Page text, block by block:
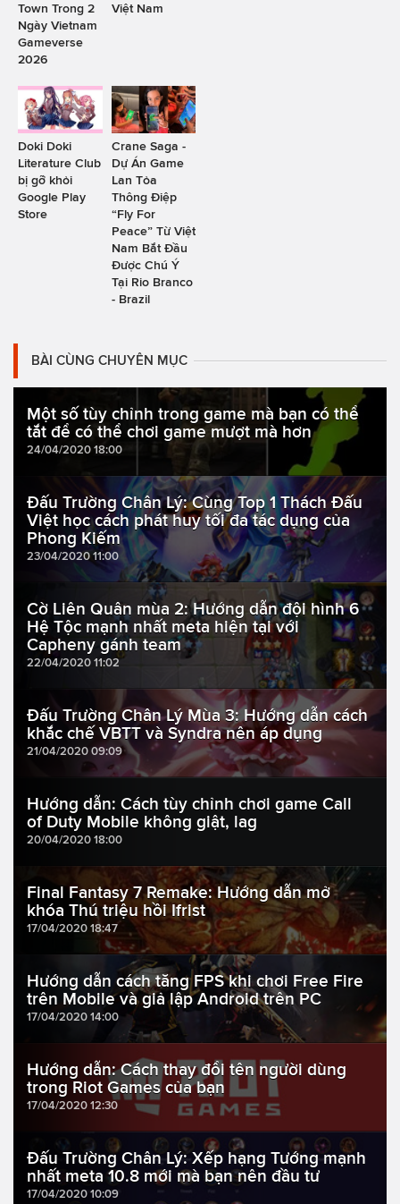
Town Trong 2
Ngày Vietnam
Gameverse
2026
Việt Nam
Doki Doki
Literature Club
bị gỡ khỏi
Google Play
Store
Crane Saga -
Dự Án Game
Lan Tỏa
Thông Điệp
“Fly For
Peace” Từ Việt
Nam Bắt Đầu
Được Chú Ý
Tại Rio Branco
- Brazil
BÀI CÙNG CHUYÊN MỤC
Một số tùy chỉnh trong game mà bạn có thể
tắt để có thể chơi game mượt mà hơn
24/04/2020 18:00
Đấu Trường Chân Lý: Cùng Top 1 Thách Đấu
Việt học cách phát huy tối đa tác dụng của
Phong Kiếm
23/04/2020 11:00
Cờ Liên Quân mùa 2: Hướng dẫn đội hình 6
Hệ Tộc mạnh nhất meta hiện tại với
Capheny gánh team
22/04/2020 11:02
Đấu Trường Chân Lý Mùa 3: Hướng dẫn cách
khắc chế VBTT và Syndra nên áp dụng
21/04/2020 09:09
Hướng dẫn: Cách tùy chỉnh chơi game Call
of Duty Mobile không giật, lag
20/04/2020 18:00
Final Fantasy 7 Remake: Hướng dẫn mở
khóa Thú triệu hồi Ifrist
17/04/2020 18:47
Hướng dẫn cách tăng FPS khi chơi Free Fire
trên Mobile và giả lập Android trên PC
17/04/2020 14:00
Hướng dẫn: Cách thay đổi tên người dùng
trong Riot Games của bạn
17/04/2020 12:30
Đấu Trường Chân Lý: Xếp hạng Tướng mạnh
nhất meta 10.8 mới mà bạn nên đầu tư
17/04/2020 10:09